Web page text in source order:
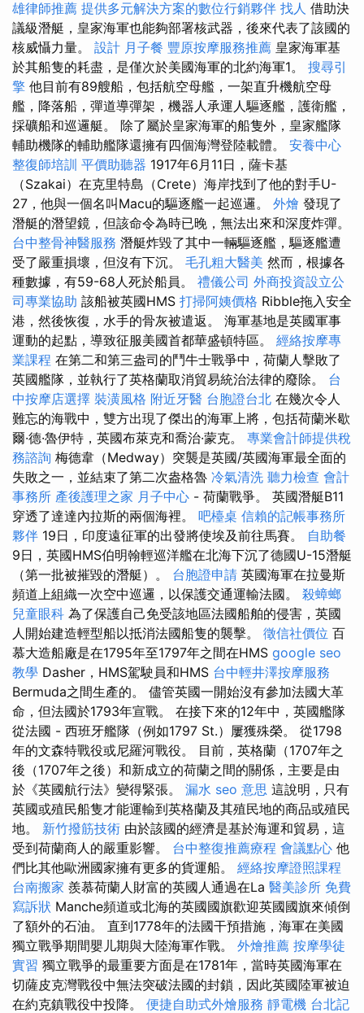
雄律師推薦 提供多元解決方案的數位行銷夥伴 找人 借助決
議級潛艇，皇家海軍也能夠部署核武器，後來代表了該國的
核威懾力量。 設計 月子餐 豐原按摩服務推薦 皇家海軍基
於其船隻的耗盡，是僅次於美國海軍的北約海軍1。 搜尋引
擎 他目前有89艘船，包括航空母艦，一架直升機航空母
艦，降落船，彈道導彈架，機器人承運人驅逐艦，護衛艦，
採礦船和巡邏艇。 除了屬於皇家海軍的船隻外，皇家艦隊
輔助機隊的輔助艦隊還擁有四個海灣登陸載體。 安養中心
整復師培訓 平價助聽器 1917年6月11日，薩卡基
（Szakai）在克里特島（Crete）海岸找到了他的對手U-
27，他與一個名叫Macu的驅逐艦一起巡邏。 外燴 發現了
潛艇的潛望鏡，但該命令為時已晚，無法出來和深度炸彈。
台中整骨神醫服務 潛艇炸毀了其中一輛驅逐艦，驅逐艦遭
受了嚴重損壞，但沒有下沉。 毛孔粗大醫美 然而，根據各
種數據，有59-68人死於船員。 禮儀公司 外商投資設立公
司專業協助 該船被英國HMS 打掃阿姨價格 Ribble拖入安全
港，然後恢復，水手的骨灰被遣返。 海軍基地是英國軍事
運動的起點，導致征服美國首都華盛頓特區。 經絡按摩專
業課程 在第二和第三盎司的鬥牛士戰爭中，荷蘭人擊敗了
英國艦隊，並執行了英格蘭取消貿易統治法律的廢除。 台
中按摩店選擇 裝潢風格 附近牙醫 台胞證台北 在幾次令人
難忘的海戰中，雙方出現了傑出的海軍上將，包括荷蘭米歇
爾·德·魯伊特，英國布萊克和喬治·蒙克。 專業會計師提供稅
務諮詢 梅德韋（Medway）突襲是英國/英國海軍最全面的
失敗之一，並結束了第二次盎格魯 冷氣清洗 聽力檢查 會計
事務所 產後護理之家 月子中心 - 荷蘭戰爭。 英國潛艇B11
穿透了達達內拉斯的兩個海裡。 吧檯桌 信賴的記帳事務所
夥伴 19日，印度遠征軍的出發將使埃及前往馬賽。 自助餐
9日，英國HMS伯明翰輕巡洋艦在北海下沉了德國U-15潛艇
（第一批被摧毀的潛艇）。 台胞證申請 英國海軍在拉曼斯
頻道上組織一次空中巡邏，以保護交通運輸法國。 殺蟑螂
兒童眼科 為了保護自己免受該地區法國船舶的侵害，英國
人開始建造輕型船以抵消法國船隻的襲擊。 徵信社價位 百
慕大造船廠是在1795年至1797年之間在HMS google seo
教學 Dasher，HMS駕駛員和HMS 台中輕井澤按摩服務
Bermuda之間生產的。 儘管英國一開始沒有參加法國大革
命，但法國於1793年宣戰。 在接下來的12年中，英國艦隊
從法國 - 西班牙艦隊（例如1797 St.）屢獲殊榮。 從1798
年的文森特戰役或尼羅河戰役。 目前，英格蘭（1707年之
後（1707年之後）和新成立的荷蘭之間的關係，主要是由
於《英國航行法》變得緊張。 漏水 seo 意思 這說明，只有
英國或殖民船隻才能運輸到英格蘭及其殖民地的商品或殖民
地。 新竹撥筋技術 由於該國的經濟是基於海運和貿易，這
受到荷蘭商人的嚴重影響。 台中整復推薦療程 會議點心 他
們比其他歐洲國家擁有更多的貨運船。 經絡按摩證照課程
台南搬家 羨慕荷蘭人財富的英國人通過在La 醫美診所 免費
寫訴狀 Manche頻道或北海的英國國旗歡迎英國國旗來傾倒
了額外的石油。 直到1778年的法國干預措施，海軍在美國
獨立戰爭期間嬰儿期與大陸海軍作戰。 外燴推薦 按摩學徒
實習 獨立戰爭的最重要方面是在1781年，當時英國海軍在
切薩皮克灣戰役中無法突破法國的封鎖，因此英國陸軍被迫
在約克鎮戰役中投降。 便捷自助式外燴服務 靜電機 台北記